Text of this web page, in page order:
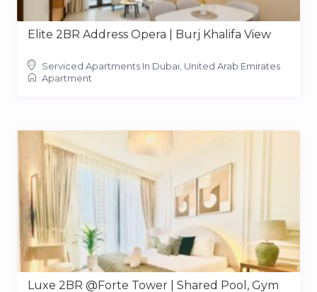
Elite 2BR Address Opera | Burj Khalifa View
Serviced Apartments In Dubai, United Arab Emirates
Apartment
Luxe 2BR @Forte Tower | Shared Pool, Gym